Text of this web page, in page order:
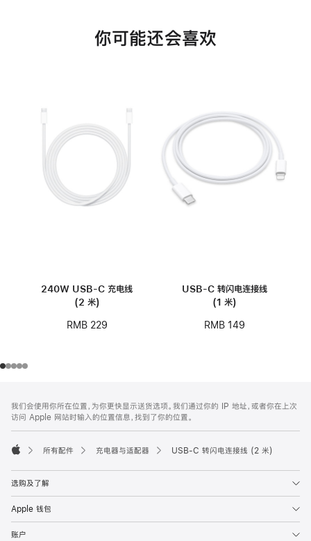
你可能还会喜欢
240W USB-C 充电线
(2 米)
RMB 229
USB-C 转闪电连接线
(1 米)
RMB 149
页
页
脚
注
我们会使用你所在位置，为你更快显示送货选项。我们通过你的 IP 地址，或者你在上次
访问 Apple 网站时输入的位置信息，找到了你的位置。
所有配件 充电器与适配器 USB-C 转闪电连接线 (2 米)
选购及了解
Apple 钱包
账户